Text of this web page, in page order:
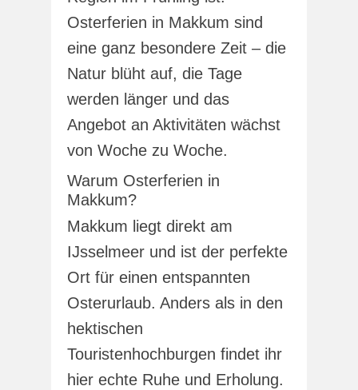
Osterferien in Makkum sind
eine ganz besondere Zeit – die
Natur blüht auf, die Tage
werden länger und das
Angebot an Aktivitäten wächst
von Woche zu Woche.
Warum Osterferien in
Makkum?
Makkum liegt direkt am
IJsselmeer und ist der perfekte
Ort für einen entspannten
Osterurlaub. Anders als in den
hektischen
Touristenhochburgen findet ihr
hier echte Ruhe und Erholung.